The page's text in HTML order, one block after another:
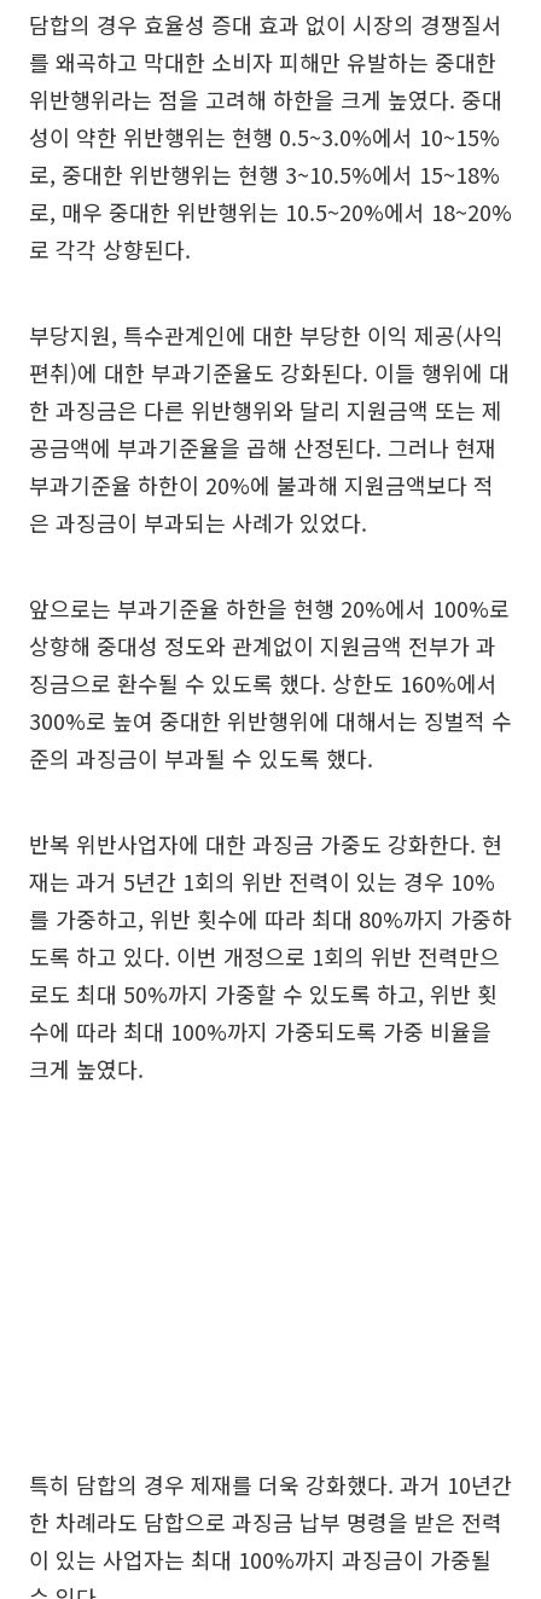
담합의 경우 효율성 증대 효과 없이 시장의 경쟁질서
를 왜곡하고 막대한 소비자 피해만 유발하는 중대한
위반행위라는 점을 고려해 하한을 크게 높였다. 중대
성이 약한 위반행위는 현행 0.5~3.0%에서 10~15%
로, 중대한 위반행위는 현행 3~10.5%에서 15~18%
로, 매우 중대한 위반행위는 10.5~20%에서 18~20%
로 각각 상향된다.
부당지원, 특수관계인에 대한 부당한 이익 제공(사익
편취)에 대한 부과기준율도 강화된다. 이들 행위에 대
한 과징금은 다른 위반행위와 달리 지원금액 또는 제
공금액에 부과기준율을 곱해 산정된다. 그러나 현재
부과기준율 하한이 20%에 불과해 지원금액보다 적
은 과징금이 부과되는 사례가 있었다.
앞으로는 부과기준율 하한을 현행 20%에서 100%로
상향해 중대성 정도와 관계없이 지원금액 전부가 과
징금으로 환수될 수 있도록 했다. 상한도 160%에서
300%로 높여 중대한 위반행위에 대해서는 징벌적 수
준의 과징금이 부과될 수 있도록 했다.
반복 위반사업자에 대한 과징금 가중도 강화한다. 현
재는 과거 5년간 1회의 위반 전력이 있는 경우 10%
를 가중하고, 위반 횟수에 따라 최대 80%까지 가중하
도록 하고 있다. 이번 개정으로 1회의 위반 전력만으
로도 최대 50%까지 가중할 수 있도록 하고, 위반 횟
수에 따라 최대 100%까지 가중되도록 가중 비율을
크게 높였다.
특히 담합의 경우 제재를 더욱 강화했다. 과거 10년간
한 차례라도 담합으로 과징금 납부 명령을 받은 전력
이 있는 사업자는 최대 100%까지 과징금이 가중될